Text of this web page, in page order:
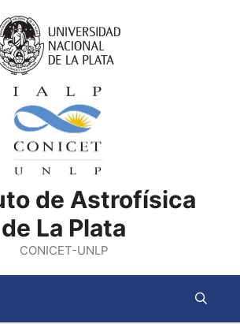
de Astrofísica
de La Plata
CONICET-UNLP